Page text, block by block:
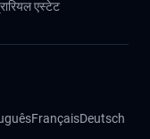
रियल एस्टेट
FrançaisDeutsch